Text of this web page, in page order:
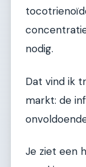
nodig.
Dat vind ik
markt: de
Je ziet een